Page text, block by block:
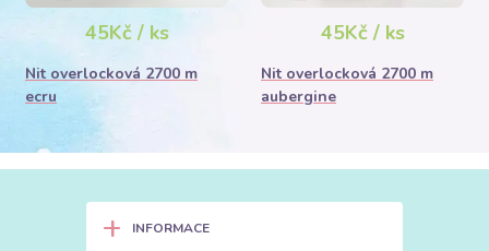
45Kč / ks
Nit overlocková 2700 m
ecru
45Kč / ks
Nit overlocková 2700 m
aubergine
+ INFORMACE